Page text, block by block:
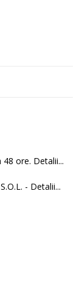
ore. Detalii...
- Detalii...